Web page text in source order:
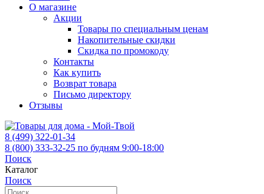
О магазине
Акции
Товары по специальным ценам
Накопительные скидки
Скидка по промокоду
Контакты
Как купить
Возврат товара
Письмо директору
Отзывы
8 (499) 322-01-34
8 (800) 333-32-25 по будням 9:00-18:00
Поиск
Каталог
Поиск